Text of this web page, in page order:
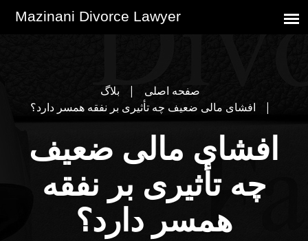
صفحه اصلی
بلاگ
افشای مالی ضعیف چه تأثیری بر نفقه همسر دارد؟
افشای مالی ضعیف
چه تأثیری بر نفقه
همسر دارد؟